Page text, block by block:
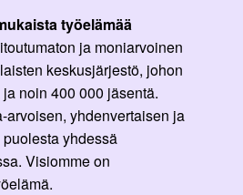
työelämää
ja moniarvoinen
keskusjärjestö, johon
noin 400 000 jäsentä.
arvoisen, yhdenvertaisen ja
yhdessä
Visiomme on